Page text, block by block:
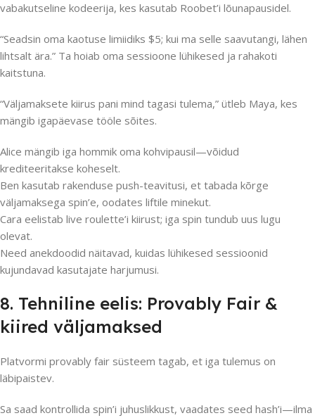
vabakutseline kodeerija, kes kasutab Roobet’i lõunapausidel.
“Seadsin oma kaotuse limiidiks $5; kui ma selle saavutangi, lähen
lihtsalt ära.” Ta hoiab oma sessioone lühikesed ja rahakoti
kaitstuna.
“Väljamaksete kiirus pani mind tagasi tulema,” ütleb Maya, kes
mängib igapäevase tööle sõites.
Alice mängib iga hommik oma kohvipausil—võidud
krediteeritakse koheselt.
Ben kasutab rakenduse push-teavitusi, et tabada kõrge
väljamaksega spin’e, oodates liftile minekut.
Cara eelistab live roulette’i kiirust; iga spin tundub uus lugu
olevat.
Need anekdoodid näitavad, kuidas lühikesed sessioonid
kujundavad kasutajate harjumusi.
8. Tehniline eelis: Provably Fair &
kiired väljamaksed
Platvormi provably fair süsteem tagab, et iga tulemus on
läbipaistev.
Sa saad kontrollida spin’i juhuslikkust, vaadates seed hash’i—ilma